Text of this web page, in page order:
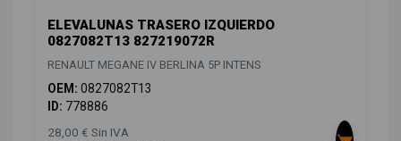
ELEVALUNAS TRASERO IZQUIERDO
0827082T13 827219072R
RENAULT MEGANE IV BERLINA 5P INTENS
OEM: 0827082T13
ID: 778886
28,00 € Sin IVA